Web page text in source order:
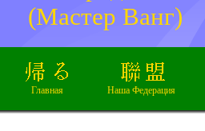
(Мастер Ванг)
Главная Наша Федерация